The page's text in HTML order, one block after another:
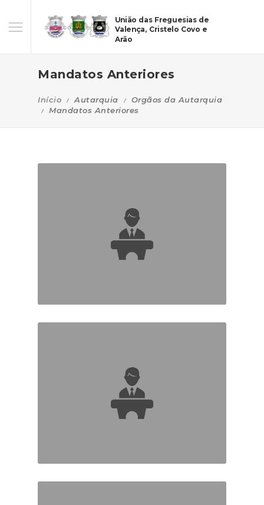
União das Freguesias de
Valença, Cristelo Covo e
Arão
Mandatos Anteriores
Início Autarquia
Orgãos da Autarquia
Mandatos Anteriores